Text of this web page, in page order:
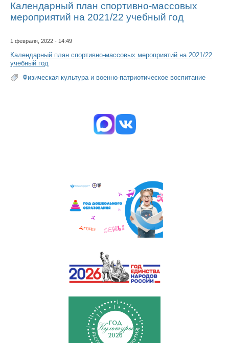
Календарный план спортивно-массовых
мероприятий на 2021/22 учебный год
1 февраля, 2022 - 14:49
Календарный план спортивно-массовых мероприятий на 2021/22
учебный год
Физическая культура и военно-патриотическое воспитание